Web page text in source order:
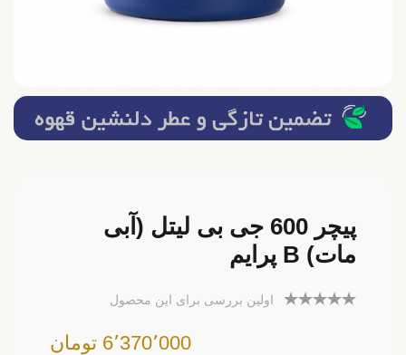
پیچر 600 جی بی لیتل (آبی
مات) B پرایم
اولین بررسی برای این محصول
6٬370٬000 تومان